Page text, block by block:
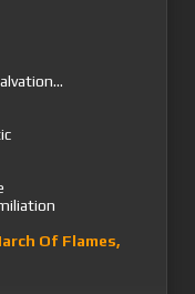
Of Flames,